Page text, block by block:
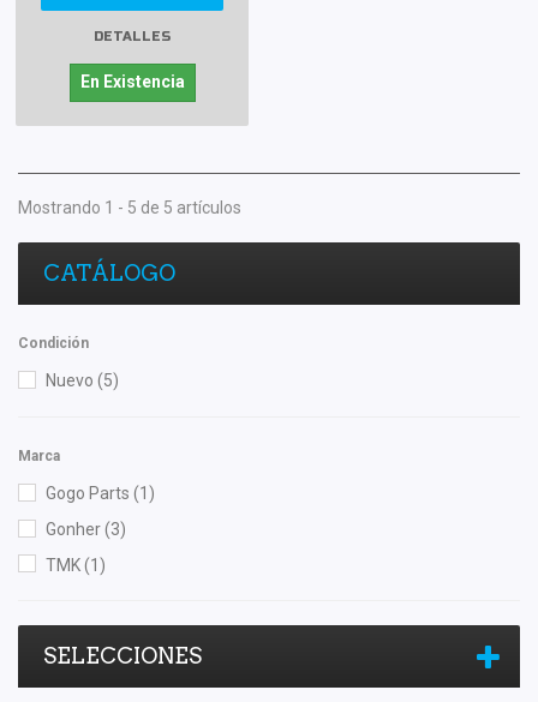
DETALLES
En Existencia
Mostrando 1 - 5 de 5 artículos
CATÁLOGO
Condición
Nuevo (5)
Marca
Gogo Parts (1)
Gonher(3)
TMK(1)
SELECCIONES